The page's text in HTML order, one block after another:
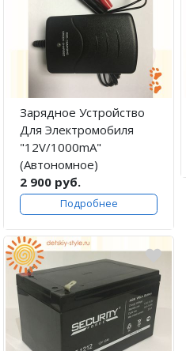
Зарядное Устройство
Для Электромобиля
"12V/1000mA"
(Автономное)
2 900 руб.
Подробнее